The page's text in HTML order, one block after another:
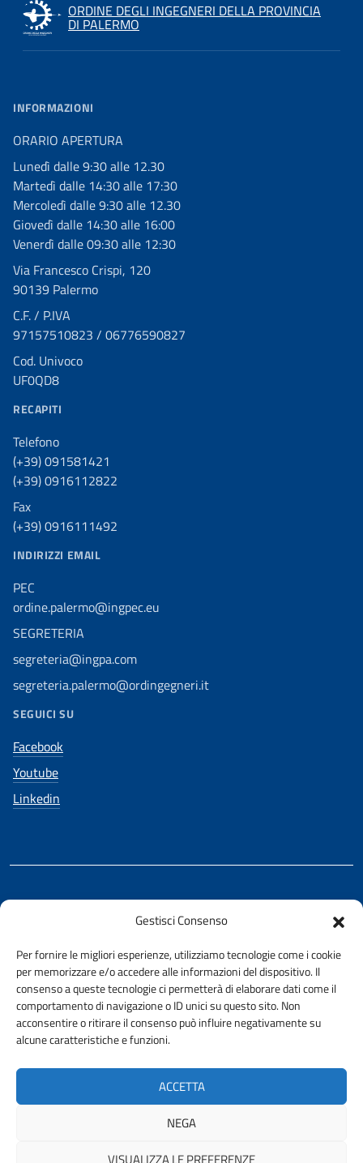
Gestisci Consenso
Per fornire le migliori esperienze, utilizziamo tecnologie come i cookie
per memorizzare e/o accedere alle informazioni del dispositivo. Il
consenso a queste tecnologie ci permetterà di elaborare dati come il
comportamento di navigazione o ID unici su questo sito. Non
acconsentire o ritirare il consenso può influire negativamente su
alcune caratteristiche e funzioni.
ACCETTA
NEGA
VISUALIZZA LE PREFERENZE
ORDINE DEGLI INGEGNERI DELLA PROVINCIA
DI PALERMO
INFORMAZIONI
ORARIO APERTURA
Lunedì dalle 9:30 alle 12.30
Martedì dalle 14:30 alle 17:30
Mercoledì dalle 9:30 alle 12.30
Giovedì dalle 14:30 alle 16:00
Venerdì dalle 09:30 alle 12:30
Via Francesco Crispi, 120
90139 Palermo
C.F. / P.IVA
97157510823 / 06776590827
Cod. Univoco
UF0QD8
RECAPITI
Telefono
(+39) 091581421
(+39) 0916112822
Fax
(+39) 0916111492
INDIRIZZI EMAIL
PEC
ordine.palermo@ingpec.eu
SEGRETERIA
segreteria@ingpa.com
segreteria.palermo@ordingegneri.it
SEGUICI SU
Facebook
Youtube
Linkedin
REALIZZATO CON LA COLLABORAZIONE DI
AMMINISTRAZIONE TRASPARENTE
PRIVACY E COOKIE POLICY URP